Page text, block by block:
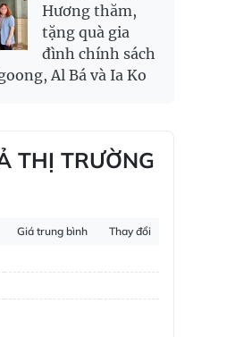
Hương thăm,
tặng quà gia
đình chính sách
Al Bá và Ia Ko
THỊ TRƯỜNG
Giá trung bình
Thay đổi